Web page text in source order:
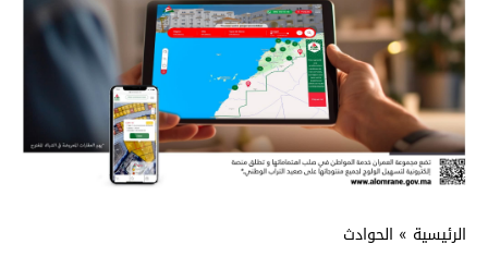
الرئيسية » الحوادث